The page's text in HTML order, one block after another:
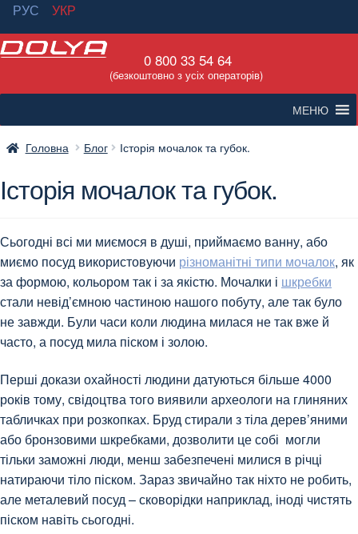
РУС
УКР
Перейти
навігації
Перейти
вмісту
0 800 33 54 64
(безкоштовно з усіх операторів)
МЕНЮ
Головна Блог Історія мочалок та губок.
Історія мочалок та губок.
Сьогодні всі ми миємося в душі, приймаємо ванну, або
миємо посуд використовуючи різноманітні типи мочалок, як
за формою, кольором так і за якістю. Мочалки і шкребки
стали невід’ємною частиною нашого побуту, але так було
не завжди. Були часи коли людина милася не так вже й
часто, а посуд мила піском і золою.
Перші докази охайності людини датуються більше 4000
років тому, свідоцтва того виявили археологи на глиняних
табличках при розкопках. Бруд стирали з тіла дерев’яними
або бронзовими шкребками, дозволити це собі могли
тільки заможні люди, менш забезпечені милися в річці
натираючи тіло піском. Зараз звичайно так ніхто не робить,
але металевий посуд – сковорідки наприклад, іноді чистять
піском навіть сьогодні.